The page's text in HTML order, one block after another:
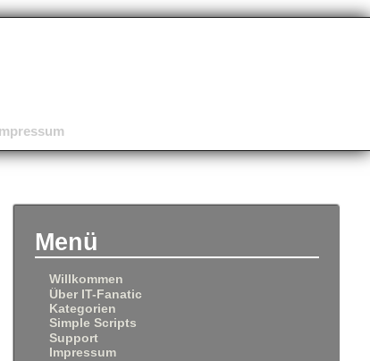
Menü
Willkommen
Über IT-Fanatic
Kategorien
Simple Scripts
Support
Impressum